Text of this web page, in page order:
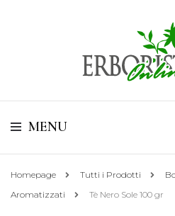
Online
Vendita di Botaniche, Erbe e Spezie
MENU
Homepage Tutti i Prodotti
Aromatizzati
Tè Nero Sole 100 gr